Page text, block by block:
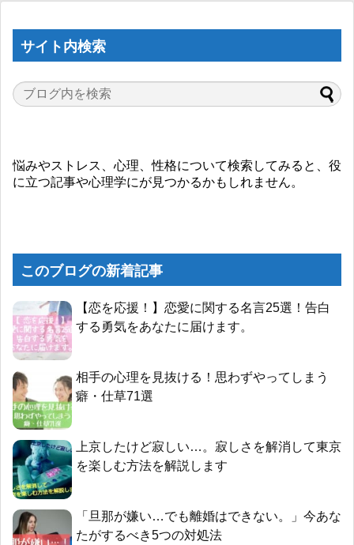
サイト内検索
悩みやストレス、心理、性格について検索してみると、役
に立つ記事や心理学にが見つかるかもしれません。
このブログの新着記事
【恋を応援！】恋愛に関する名言25選！告白
する勇気をあなたに届けます。
相手の心理を見抜ける！思わずやってしまう
癖・仕草71選
上京したけど寂しい…。寂しさを解消して東京
を楽しむ方法を解説します
「旦那が嫌い…でも離婚はできない。」今あな
たがするべき5つの対処法